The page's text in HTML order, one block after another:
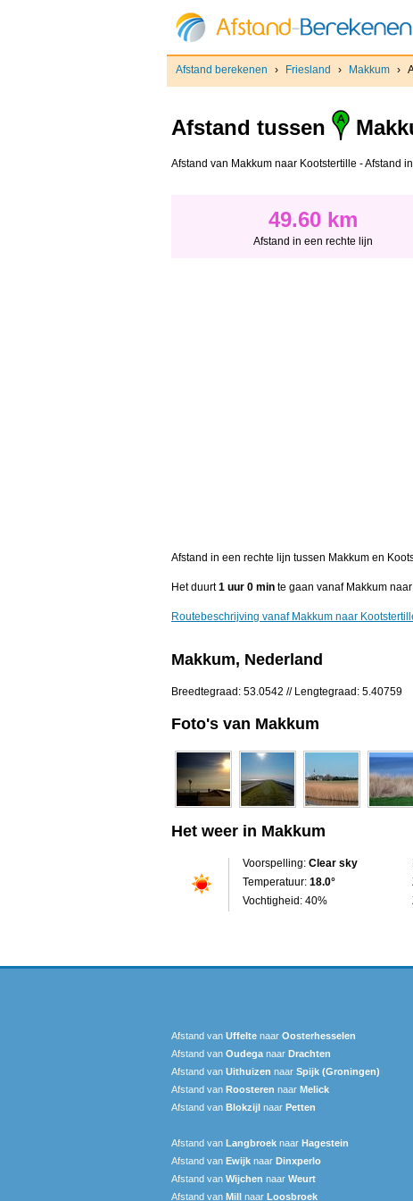
Afstand berekenen › Friesland › Makkum ›
Afstand tussen
Afstand van Makkum naar Kootstertille - Afstand
49.60 km
Afstand in een rechte lijn
Afstand in een rechte lijn tussen Makkum en
Het duurt1 uur 0 min te gaan vanaf Makkum
Routebeschrijving vanaf Makkum naar
Makkum, Nederland
Breedtegraad: 53.0542 // Lengtegraad: 5.40759
Foto's van Makkum
Het weer in Makkum
Voorspelling: Clear sky
Temperatuur: 18.0°
Vochtigheid: 40%
Afstand van Uffelte naar Oosterhesselen
Afstand van Oudega naar Drachten
Afstand van Uithuizen naar Spijk (Groningen)
Afstand van Roosteren naar Melick
Afstand van Blokzijl naar Petten
Afstand van Langbroek naar Hagestein
Afstand van Ewijk naar Dinxperlo
Afstand van Wijchen naar Weurt
Afstand van Mill naar Loosbroek